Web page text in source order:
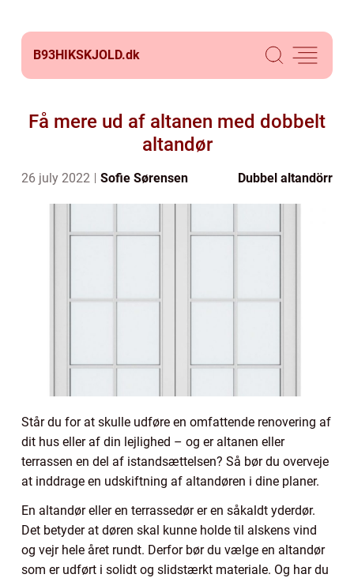
B93HIKSKJOLD.dk
Få mere ud af altanen med dobbelt
altandør
26 july 2022 Sofie Sørensen Dubbel altandörr
Står du for at skulle udføre en omfattende renovering af
dit hus eller af din lejlighed – og er altanen eller
terrassen en del af istandsættelsen? Så bør du overveje
at inddrage en udskiftning af altandøren i dine planer.
En altandør eller en terrassedør er en såkaldt yderdør.
Det betyder at døren skal kunne holde til alskens vind
og vejr hele året rundt. Derfor bør du vælge en altandør
som er udført i solidt og slidstærkt materiale. Og har du